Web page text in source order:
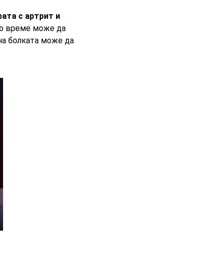
с артрит и
време може да
болката може да